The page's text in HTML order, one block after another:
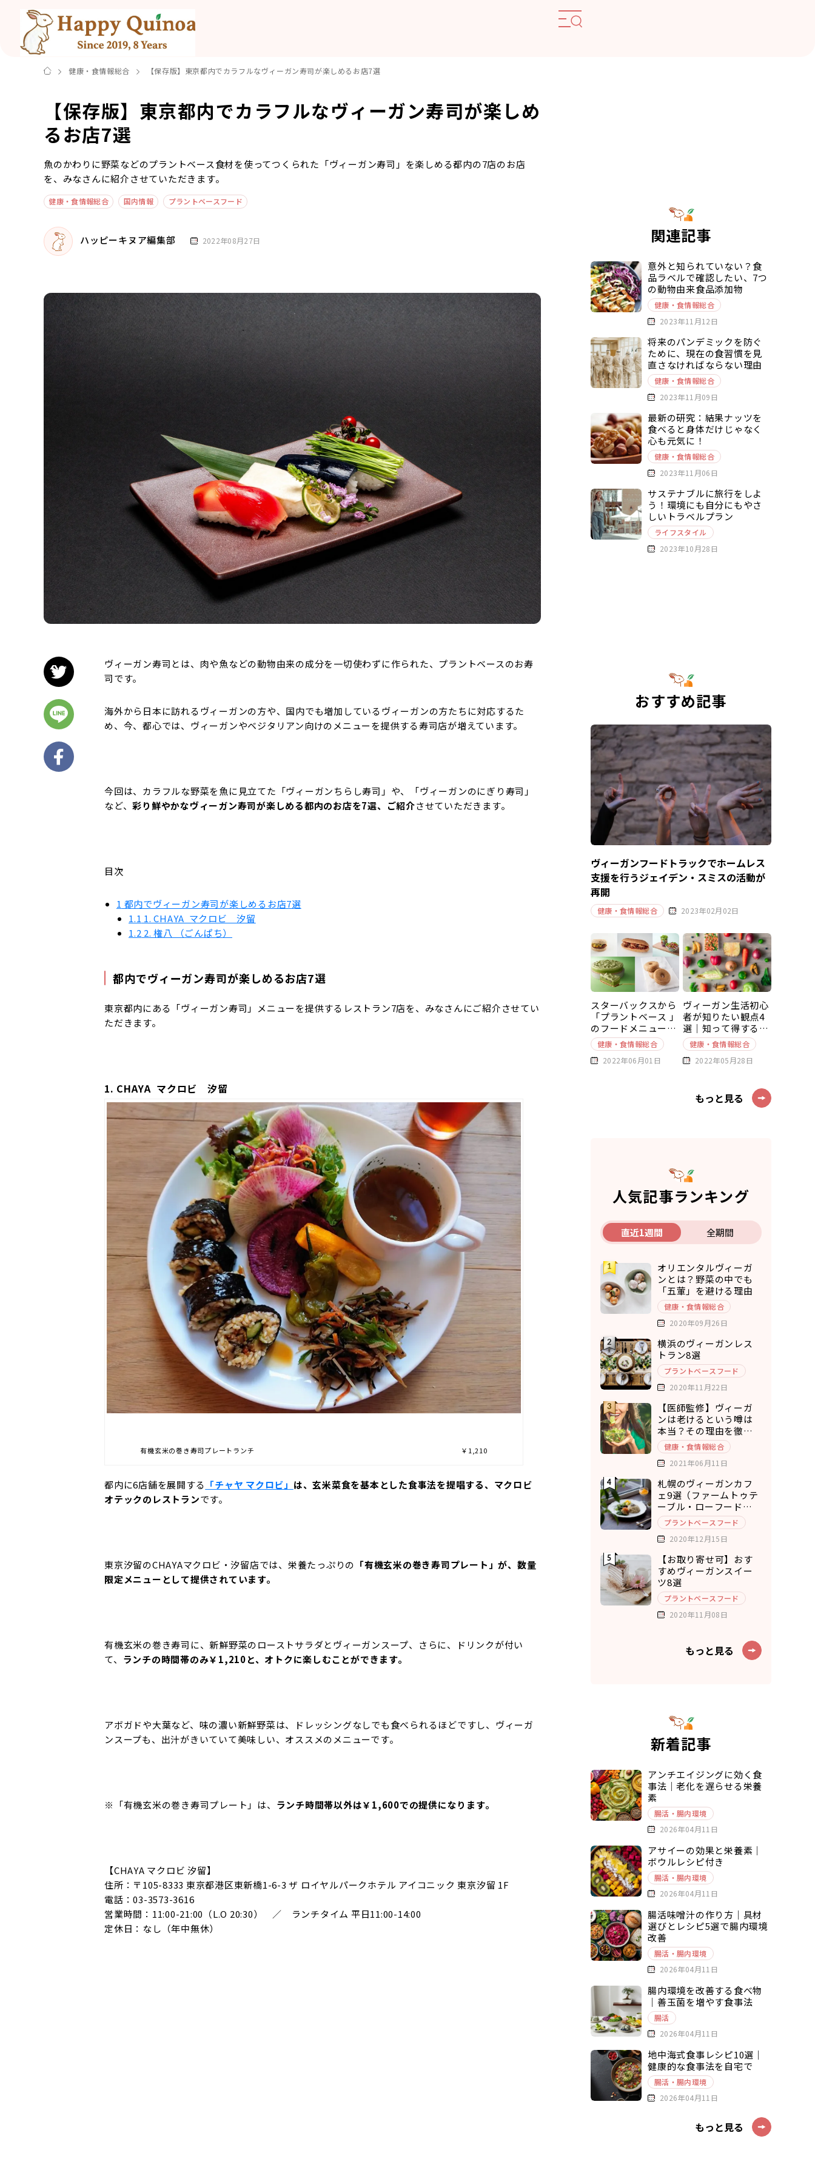
健康・食情報総合 【保存版】東京都内でカラフルなヴィーガン寿司が楽しめるお店7選
【保存版】東京都内でカラフルなヴィーガン寿司が楽しめ
るお店7選
魚のかわりに野菜などのプラントベース食材を使ってつくられた「ヴィーガン寿司」を楽しめる都内の7店のお店
を、みなさんに紹介させていただきます。
健康・食情報総合 国内情報 プラントベースフード
ハッピーキヌア編集部 2022年08月27日
ヴィーガン寿司とは、肉や魚などの動物由来の成分を一切使わずに作られた、プラントベースのお寿
司です。
海外から日本に訪れるヴィーガンの方や、国内でも増加しているヴィーガンの方たちに対応するた
め、今、都心では、ヴィーガンやベジタリアン向けのメニューを提供する寿司店が増えています。
今回は、カラフルな野菜を魚に見立てた「ヴィーガンちらし寿司」や、「ヴィーガンのにぎり寿司」
など、彩り鮮やかなヴィーガン寿司が楽しめる都内のお店を7選、ご紹介させていただきます。
目次
1 都内でヴィーガン寿司が楽しめるお店7選
1.1 1. CHAYA マクロビ 汐留
1.2 2. 権八 （ごんぱち）
都内でヴィーガン寿司が楽しめるお店7選
東京都内にある「ヴィーガン寿司」メニューを提供するレストラン7店を、みなさんにご紹介させてい
ただきます。
1. CHAYA マクロビ 汐留
有機玄米の巻き寿司プレートランチ ￥1,210
都内に6店舗を展開する 「チャヤ マクロビ」 は、玄米菜食を基本とした食事法を提唱する、マクロビ
オテックのレストランです。
東京汐留のCHAYAマクロビ・汐留店では、栄養たっぷりの 「有機玄米の巻き寿司プレート」が、数量
限定メニューとして提供されています。
有機玄米の巻き寿司に、新鮮野菜のローストサラダとヴィーガンスープ、さらに、ドリンクが付い
て、 ランチの時間帯のみ￥1,210と、オトクに楽しむことができます。
アボガドや大葉など、味の濃い新鮮野菜は、ドレッシングなしでも食べられるほどですし、ヴィーガ
ンスープも、出汁がきいていて美味しい、オススメのメニューです。
※「有機玄米の巻き寿司プレート」は、 ランチ時間帯以外は￥1,600での提供になります。
【CHAYA マクロビ 汐留】
住所：〒105-8333 東京都港区東新橋1-6-3 ザ ロイヤルパークホテル アイコニック 東京汐留 1F
電話：03-3573-3616
営業時間：11:00-21:00（L.O 20:30） ／ ランチタイム 平日11:00-14:00
定休日：なし（年中無休）
関連記事
意外と知られていない？食
品ラベルで確認したい、7つ
の動物由来食品添加物
健康・食情報総合
2023年11月12日
将来のパンデミックを防ぐ
ために、現在の食習慣を見
直さなければならない理由
健康・食情報総合
2023年11月09日
最新の研究：結果ナッツを
食べると身体だけじゃなく
心も元気に！
健康・食情報総合
2023年11月06日
サステナブルに旅行をしよ
う！環境にも自分にもやさ
しいトラベルプラン
ライフスタイル
2023年10月28日
おすすめ記事
ヴィーガンフードトラックでホームレス
支援を行うジェイデン・スミスの活動が
再開
健康・食情報総合 2023年02月02日
スターバックスから
「プラントベース 」
のフードメニューが
新発売
健康・食情報総合
2022年06月01日
ヴィーガン生活初心
者が知りたい観点4
選｜知って得する豆
知識～基本編～
健康・食情報総合
2022年05月28日
もっと見る
人気記事ランキング
直近1週間 全期間
オリエンタルヴィーガ
ンとは？野菜の中でも
「五葷」を避ける理由
健康・食情報総合
2020年09月26日
横浜のヴィーガンレス
トラン8選
プラントベースフード
2020年11月22日
【医師監修】ヴィーガ
ンは老けるという噂は
本当？その理由を徹底
考察
健康・食情報総合
2021年06月11日
札幌のヴィーガンカフ
ェ9選（ファームトゥテ
ーブル・ローフードカ
フェ・チキュウ）
プラントベースフード
2020年12月15日
【お取り寄せ可】おす
すめヴィーガンスイー
ツ8選
プラントベースフード
2020年11月08日
もっと見る
新着記事
アンチエイジングに効く食
事法｜老化を遅らせる栄養
素
腸活・腸内環境
2026年04月11日
アサイーの効果と栄養素｜
ボウルレシピ付き
腸活・腸内環境
2026年04月11日
腸活味噌汁の作り方｜具材
選びとレシピ5選で腸内環境
改善
腸活・腸内環境
2026年04月11日
腸内環境を改善する食べ物
｜善玉菌を増やす食事法
腸活
2026年04月11日
地中海式食事レシピ10選｜
健康的な食事法を自宅で
腸活・腸内環境
2026年04月11日
もっと見る